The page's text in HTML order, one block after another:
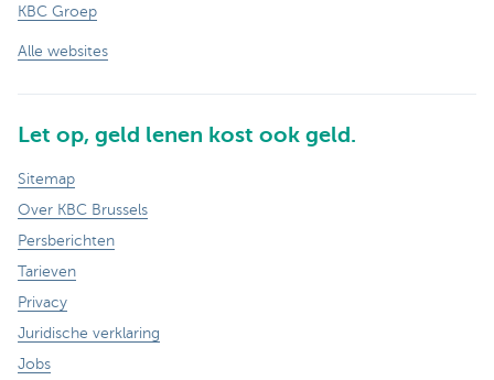
KBC Groep
Alle websites
Let op, geld lenen kost ook geld.
Sitemap
Over KBC Brussels
Persberichten
Tarieven
Privacy
Juridische verklaring
Jobs